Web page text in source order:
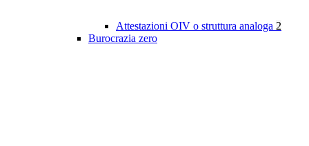
Attestazioni OIV o struttura analoga 2
Burocrazia zero